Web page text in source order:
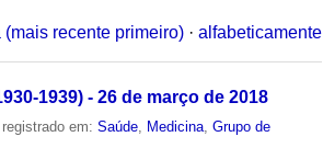
(mais recente primeiro) · alfabeticamente
1939) - 26 de março de 2018
em:Saúde Medicina ,Grupo de